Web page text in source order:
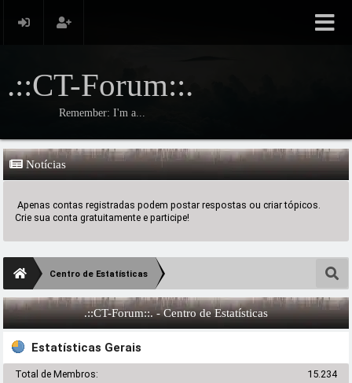
.::CT-Forum::.
Remember: I'm a...
Notícias
Apenas contas registradas podem postar respostas ou criar tópicos.
Crie sua conta gratuitamente e participe!
Centro de Estatísticas
.::CT-Forum::. - Centro de Estatísticas
Estatísticas Gerais
Total de Membros:
15.234